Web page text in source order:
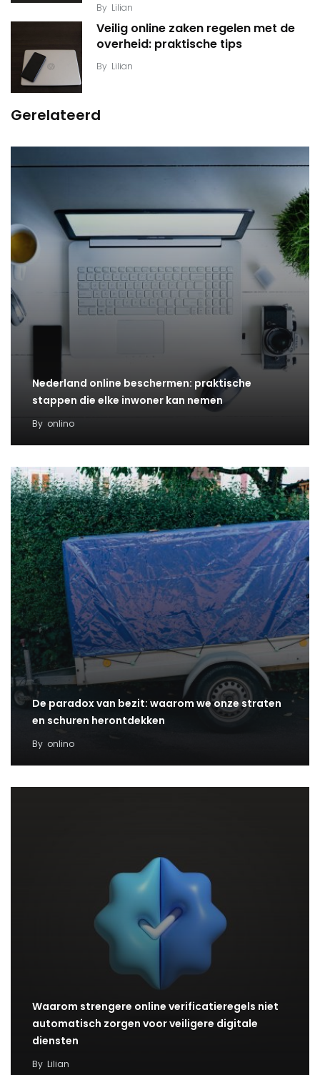
By Lilian
Veilig online zaken regelen met de
overheid: praktische tips
By Lilian
Gerelateerd
Nederland online beschermen: praktische
stappen die elke inwoner kan nemen
By onlino
De paradox van bezit: waarom we onze straten
en schuren herontdekken
By onlino
Waarom strengere online verificatieregels niet
automatisch zorgen voor veiligere digitale
diensten
By Lilian